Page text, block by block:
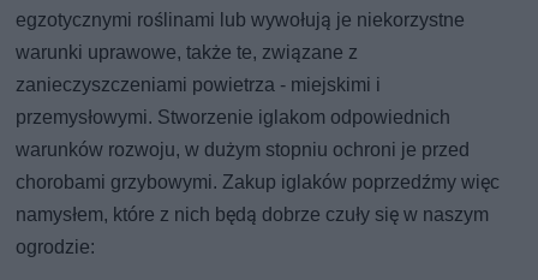
egzotycznymi roślinami lub wywołują je niekorzystne
warunki uprawowe, także te, związane z
zanieczyszczeniami powietrza - miejskimi i
przemysłowymi. Stworzenie iglakom odpowiednich
warunków rozwoju, w dużym stopniu ochroni je przed
chorobami grzybowymi. Zakup iglaków poprzedźmy więc
namysłem, które z nich będą dobrze czuły się w naszym
ogrodzie: